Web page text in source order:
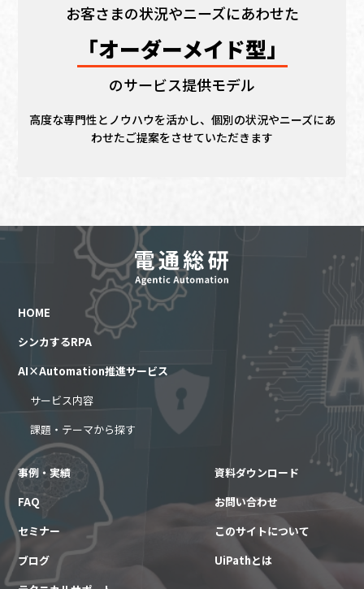
お客さまの状況やニーズにあわせた
「オーダーメイド型」
のサービス提供モデル
高度な専門性とノウハウを活かし、個別の状況やニーズにあ
わせたご提案をさせていただきます
HOME
シンカするRPA
AI×Automation推進サービス
サービス内容
課題・テーマから探す
事例・実績
FAQ
セミナー
ブログ
資料ダウンロード
お問い合わせ
このサイトについて
UiPathとは